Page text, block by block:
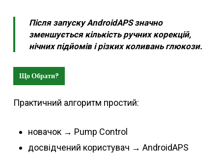
Після запуску AndroidAPS значно
зменшується кількість ручних корекцій,
нічних підйомів і різких коливань глюкози.
Що Обрати?
Практичний алгоритм простий:
новачок → Pump Control
досвідчений користувач → AndroidAPS